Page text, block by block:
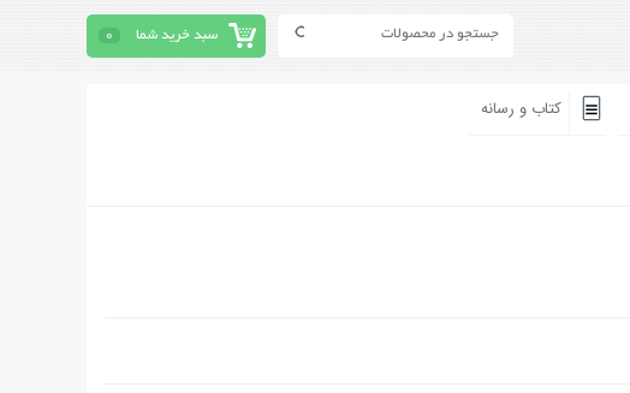
سبد خرید شما 0
کتاب و رسانه